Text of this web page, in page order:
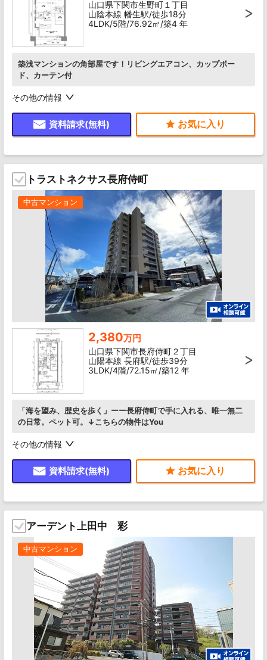
山口県下関市生野町１丁目
山陰本線 幡生駅/徒歩18分
4LDK/5階/76.92㎡/築4 年
築浅マンションの角部屋です！リビングエアコン、カップボー
ド、カーテン付
その他の情報
資料請求(無料)
トラストネクサス長府侍町
中古マンション
2,380万円
山口県下関市長府侍町２丁目
山陽本線 長府駅/徒歩39分
3LDK/4階/72.15㎡/築12 年
「海を望み、歴史を歩く」ーー長府侍町で手に入れる、唯一無二
の日常。ペット可。↓こちらの物件はYou
その他の情報
資料請求(無料)
アーデント上田中 彩
中古マンション